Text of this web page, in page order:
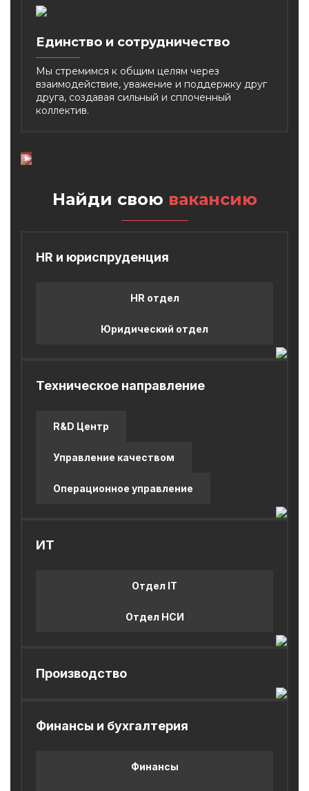
Единство и сотрудничество
Мы стремимся к общим целям через
взаимодействие, уважение и поддержку друг
друга, создавая сильный и сплоченный
коллектив.
Найди свою вакансию
HR и юриспруденция
HR отдел
Юридический отдел
Техническое направление
R&D Центр
Управление качеством
Операционное управление
ИТ
Отдел IT
Отдел НСИ
Производство
Финансы и бухгалтерия
Финансы